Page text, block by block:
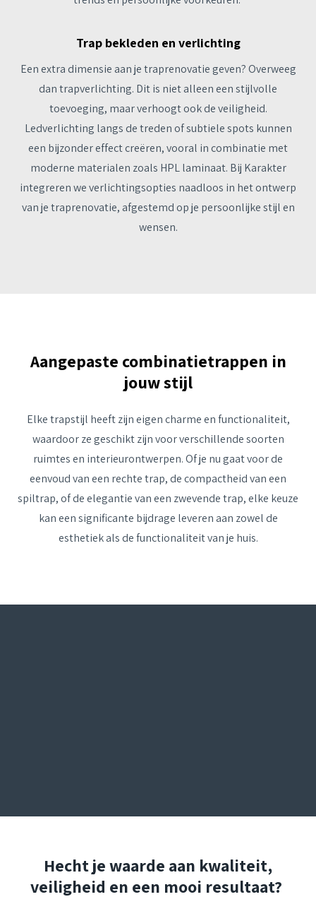
Trap bekleden en verlichting
Een extra dimensie aan je traprenovatie geven? Overweeg
dan trapverlichting. Dit is niet alleen een stijlvolle
toevoeging, maar verhoogt ook de veiligheid.
Ledverlichting langs de treden of subtiele spots kunnen
een bijzonder effect creëren, vooral in combinatie met
moderne materialen zoals HPL laminaat. Bij Karakter
integreren we verlichtingsopties naadloos in het ontwerp
van je traprenovatie, afgestemd op je persoonlijke stijl en
wensen.
Aangepaste combinatietrappen in
jouw stijl
Elke trapstijl heeft zijn eigen charme en functionaliteit,
waardoor ze geschikt zijn voor verschillende soorten
ruimtes en interieurontwerpen. Of je nu gaat voor de
eenvoud van een rechte trap, de compactheid van een
spiltrap, of de elegantie van een zwevende trap, elke keuze
kan een significante bijdrage leveren aan zowel de
esthetiek als de functionaliteit van je huis.
Hecht je waarde aan kwaliteit,
veiligheid en een mooi resultaat?